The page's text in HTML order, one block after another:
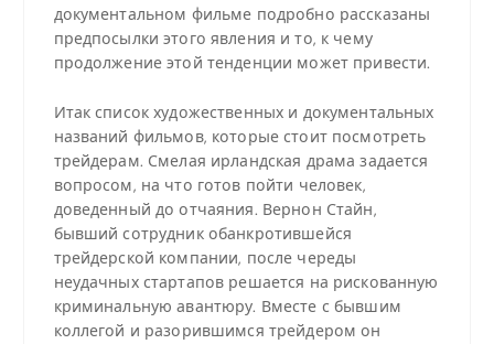
документальном фильме подробно рассказаны
предпосылки этого явления и то, к чему
продолжение этой тенденции может привести.
Итак список художественных и документальных
названий фильмов, которые стоит посмотреть
трейдерам. Смелая ирландская драма задается
вопросом, на что готов пойти человек,
доведенный до отчаяния. Вернон Стайн,
бывший сотрудник обанкротившейся
трейдерской компании, после череды
неудачных стартапов решается на рискованную
криминальную авантюру. Вместе с бывшим
коллегой и разорившимся трейдером он